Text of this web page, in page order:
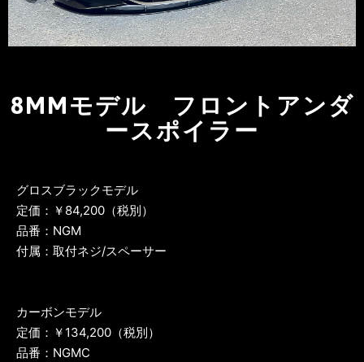
8MMモデル フロントアンダ
ースポイラー
グロスブラックモデル
定価：￥84,200（税別）
品番：NGM
付属：取付ネジ/スペーサー
カーボンモデル
定価：￥134,200（税別）
品番：NGMC